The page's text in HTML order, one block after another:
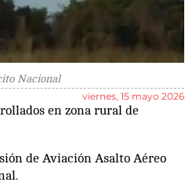
Nacional
viernes, 15 mayo 2026
en zona rural de
de Aviación Asalto Aéreo